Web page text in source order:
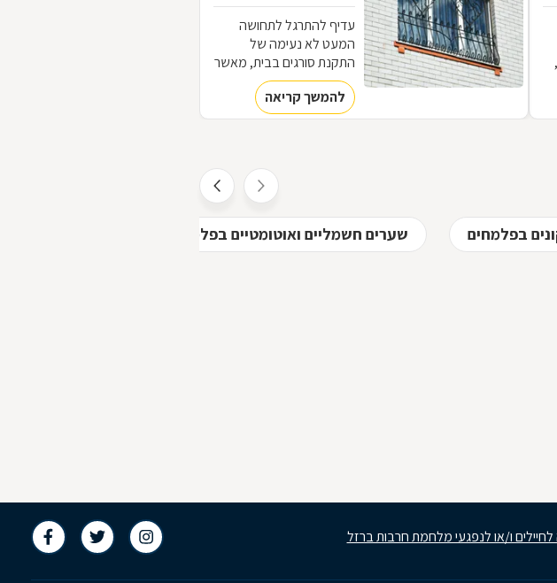
עדיף להתרגל לתחושה
המעט לא נעימה של
התקנת סורגים בבית, מאשר
להתרגל לתחושה המאוד
לא נעימה של פריצה לבית.
כל מה שחשוב לדעת על
להמשך קריאה
בפלמחים שערים חשמליים ואוטומטיים בפלמחים
ו/או לנפגעי מלחמת חרבות ברזל